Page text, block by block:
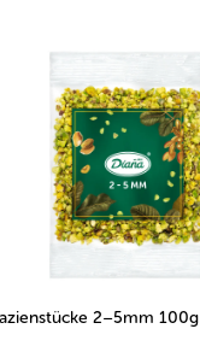
2–5mm 100g